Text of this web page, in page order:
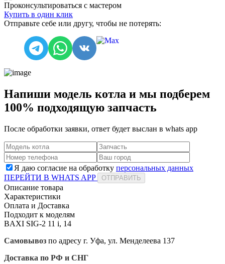
Проконсультироваться с мастером
Купить в один клик
Отправьте себе или другу, чтобы не потерять:
Напиши модель котла и мы подберем
100% подходящую запчасть
После обработки заявки, ответ будет выслан в whats app
Я даю согласие на обработку персональных данных
ПЕРЕЙТИ В WHATS APP
ОТПРАВИТЬ
Описание товара
Характеристики
Оплата и Доставка
Подходит к моделям
BAXI SIG-2 11 i, 14
Самовывоз по адресу г. Уфа, ул. Менделеева 137
Доставка по РФ и СНГ